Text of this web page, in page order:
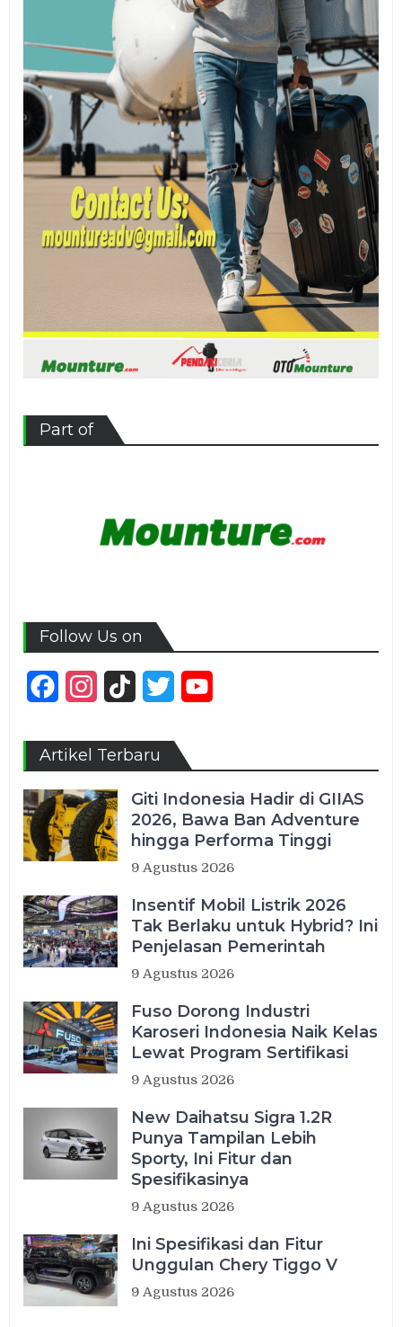
Part of
Follow Us on
FacebookInstagram
TikTok Twitter
Artikel Terbaru
Giti Indonesia Hadir di GIIAS
2026, Bawa Ban Adventure
hingga Performa Tinggi
9 Agustus 2026
Insentif Mobil Listrik 2026
Tak Berlaku untuk Hybrid? Ini
Penjelasan Pemerintah
9 Agustus 2026
Fuso Dorong Industri
Karoseri Indonesia Naik Kelas
Lewat Program Sertifikasi
9 Agustus 2026
New Daihatsu Sigra 1.2R
Punya Tampilan Lebih
Sporty, Ini Fitur dan
Spesifikasinya
9 Agustus 2026
Ini Spesifikasi dan Fitur
Unggulan Chery Tiggo V
9 Agustus 2026